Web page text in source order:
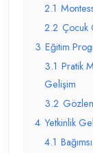
2.1
2.2 Çocuk
3 Eğitim
3.1 Pratik
Gelişim
3.2
4 Yetkinlik
4.1